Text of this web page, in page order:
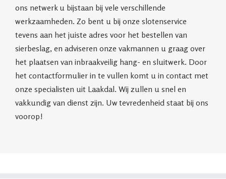
ons netwerk u bijstaan bij vele verschillende
werkzaamheden. Zo bent u bij onze slotenservice
tevens aan het juiste adres voor het bestellen van
sierbeslag, en adviseren onze vakmannen u graag over
het plaatsen van inbraakveilig hang- en sluitwerk. Door
het contactformulier in te vullen komt u in contact met
onze specialisten uit Laakdal. Wij zullen u snel en
vakkundig van dienst zijn. Uw tevredenheid staat bij ons
voorop!